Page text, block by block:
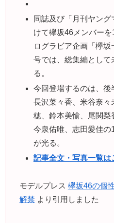
同誌及び「月刊ヤン
けて欅坂46メンバー
ログラビア企画「欅
号では、総集編とし
る。
今回登場するのは、後
長沢菜々香、米谷奈
穂、鈴本美愉、尾関梨
今泉佑唯、志田愛佳の
が光る。
記事全文・写真一覧は
モデルプレス 欅坂46の個
解禁 より引用しました